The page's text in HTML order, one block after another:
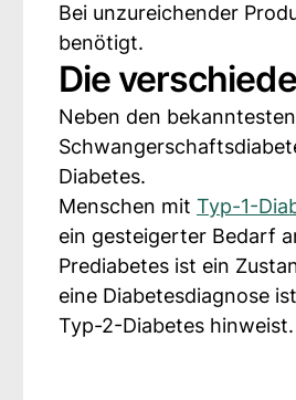
Bei unzureichender
benötigt.
Die
Neben den
Diabetes.
Menschen mit Typ-1-
ein gesteigerter Bedarf
Prediabetes ist ein
eine Diabetesdiagnose
Typ-2-Diabetes hinweist.